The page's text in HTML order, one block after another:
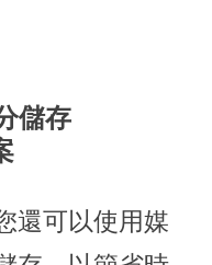
儲存
還可以使用媒